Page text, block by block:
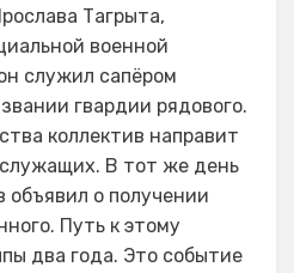
Тагрыта,
военной
служил сапёром
гвардии рядового.
коллектив направит
В тот же день
объявил о получении
Путь к этому
два года. Это событие